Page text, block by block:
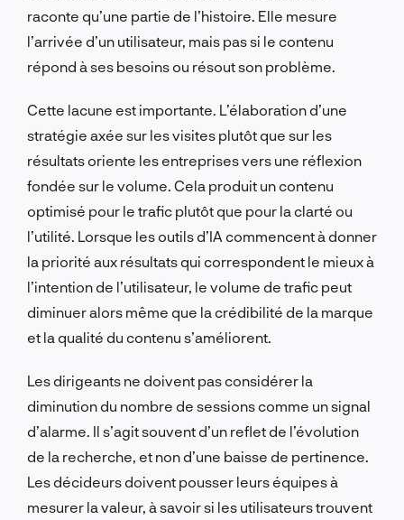
raconte qu’une partie de l’histoire. Elle mesure
l’arrivée d’un utilisateur, mais pas si le contenu
répond à ses besoins ou résout son problème.
Cette lacune est importante. L’élaboration d’une
stratégie axée sur les visites plutôt que sur les
résultats oriente les entreprises vers une réflexion
fondée sur le volume. Cela produit un contenu
optimisé pour le trafic plutôt que pour la clarté ou
l’utilité. Lorsque les outils d’IA commencent à donner
la priorité aux résultats qui correspondent le mieux à
l’intention de l’utilisateur, le volume de trafic peut
diminuer alors même que la crédibilité de la marque
et la qualité du contenu s’améliorent.
Les dirigeants ne doivent pas considérer la
diminution du nombre de sessions comme un signal
d’alarme. Il s’agit souvent d’un reflet de l’évolution
de la recherche, et non d’une baisse de pertinence.
Les décideurs doivent pousser leurs équipes à
mesurer la valeur, à savoir si les utilisateurs trouvent